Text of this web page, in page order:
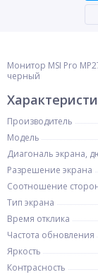
Монитор MSI Pro
черный
Производитель
Модель
Диагональ экрана,
Разрешение экрана
Соотношение
Тип экрана
Время отклика
Частота обновления
Яркость
Контрасность